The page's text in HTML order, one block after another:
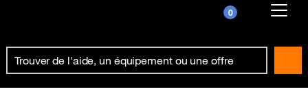
0
Already customer ?